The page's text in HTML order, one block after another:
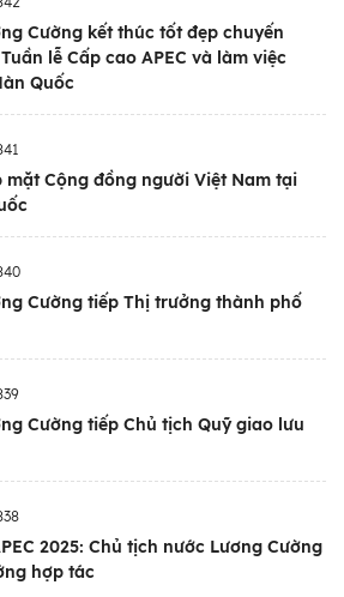
việc đăng cai APEC 2027.
tịch nước Lương Cường
song phương tại Hàn Quốc
cố và làm sâu sắc hơn
tác chiến lược toàn diện
Chuyến công tác diễn
triển mạnh mẽ, thực chất và
lĩnh vực, đặc biệt là từ
lược toàn diện vào tháng
3 năm triển khai, đến nay
giữa hai nước ngày càng
tăng cường.
Cường kết thúc tốt đẹp chuyến
lễ Cấp cao APEC và làm việc
Quốc
mặt Cộng đồng người Việt Nam tại
Cường tiếp Thị trưởng thành phố
Cường tiếp Chủ tịch Quỹ giao lưu
2025: Chủ tịch nước Lương Cường
hợp tác